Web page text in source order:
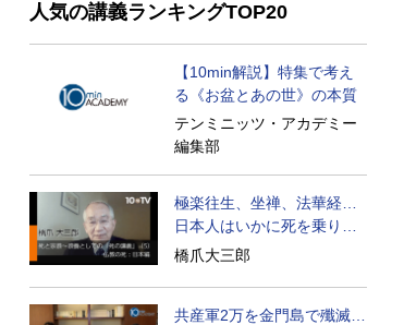
人気の講義ランキングTOP20
【10min解説】特集で考え
る《お盆とあの世》の本質
テンミニッツ・アカデミー
編集部
極楽往生、坐禅、法華経…
日本人はいかに死を乗り越
えるか
橋爪大三郎
共産軍2万を金門島で殲滅…